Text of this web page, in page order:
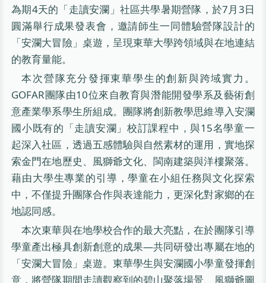
為期4天的「走讀安瀾」社區共學暑期營隊，於7月3日
圓滿舉行成果發表會，邀請師生一同體驗營隊設計的
「安瀾大冒險」桌遊，呈現東華大學跨領域與在地連結
的教育量能。
本次營隊充分發揮東華學生的創新與跨域實力。
GOFAR團隊由10位來自教育與潛能開發學系及藝術創
意產業學系學生所組成。團隊將創新教學思維導入安瀾
國小既有的「走讀安瀾」校訂課程中，與15名學童一
起深入社區，透過五感體驗與自然素材的運用，實地探
索金門在地歷史、風獅爺文化、閩南建築與洋樓聚落。
藉由大學生專業的引導，學童在小組任務與文化探索
中，不僅提升團隊合作與表達能力，更深化對家鄉的在
地認同感。
本次東華與在地學校合作的最大亮點，在於團隊引導
學童產出極具創新創意的成果—共同研發出專屬在地的
「安瀾大冒險」桌遊。東華學生與安瀾國小學童發揮創
意，將營隊期間走讀觀察到的碧山聚落場景、風獅爺圖